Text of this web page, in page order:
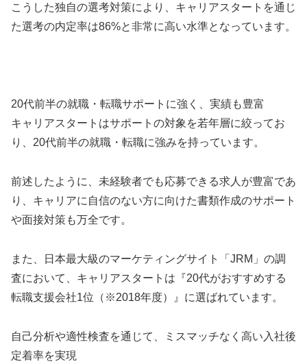
こうした独自の選考対策により、キャリアスタートを通じ
た選考の内定率は86%と非常に高い水準となっています。
20代前半の就職・転職サポートに強く、実績も豊富
キャリアスタートはサポートの対象を若年層に絞ってお
り、20代前半の就職・転職に強みを持っています。
前述したように、未経験者でも応募できる求人が豊富であ
り、キャリアに自信のない方に向けた書類作成のサポート
や面接対策も万全です。
また、日本最大級のマーケティングサイト「JRM」の調
査において、キャリアスタートは『20代がおすすめする
転職支援会社1位（※2018年度）』に選ばれています。
自己分析や適性検査を通じて、ミスマッチなく高い入社後
定着率を実現